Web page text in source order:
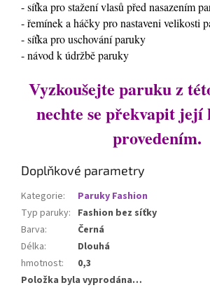
- síťka pro stažení vlasů před nasazením
- řemínek a háčky pro nastaveni velikosti
- síťka pro uschování paruky
- návod k údržbě paruky
Vyzkoušejte paruku z
nechte se překvapit její
provedením.
Doplňkové parametry
Kategorie:
Paruky Fashion
Typ paruky: Fashion bez síťky
Barva:
Černá
Délka:
Dlouhá
hmotnost:
0,3
Položka byla vyprodána…